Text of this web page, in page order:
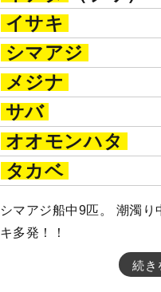
イサキ
シマアジ
メジナ
サバ
オオモンハタ
タカベ
シマアジ船中9匹。 潮濁
キ多発！！
続き